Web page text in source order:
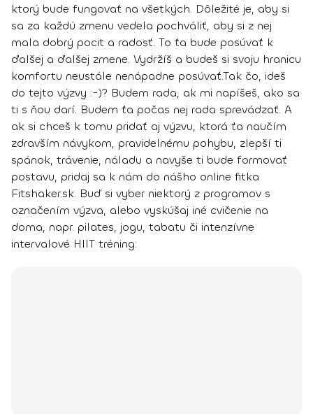
ktorý bude fungovať na všetkých. Dôležité je, aby si
sa za každú zmenu vedela pochváliť, aby si z nej
mala dobrý pocit a radosť. To ťa bude posúvať k
ďalšej a ďalšej zmene. Vydržíš a budeš si svoju hranicu
komfortu neustále nenápadne posúvať.Tak čo, ideš
do tejto výzvy :-)? Budem rada, ak mi napíšeš, ako sa
ti s ňou darí. Budem ťa počas nej rada sprevádzať. A
ak si chceš k tomu pridať aj výzvu, ktorá ťa naučím
zdravším návykom, pravidelnému pohybu, zlepší ti
spánok, trávenie, náladu a navyše ti bude formovať
postavu, pridaj sa k nám do nášho online fitka
Fitshaker.sk. Buď si vyber niektorý z programov s
označením výzva, alebo vyskúšaj iné cvičenie na
doma, napr. pilates, jogu, tabatu či intenzívne
intervalové HIIT tréning: